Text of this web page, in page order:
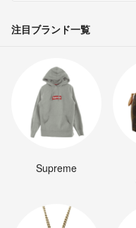
注目ブランド一覧
Supreme